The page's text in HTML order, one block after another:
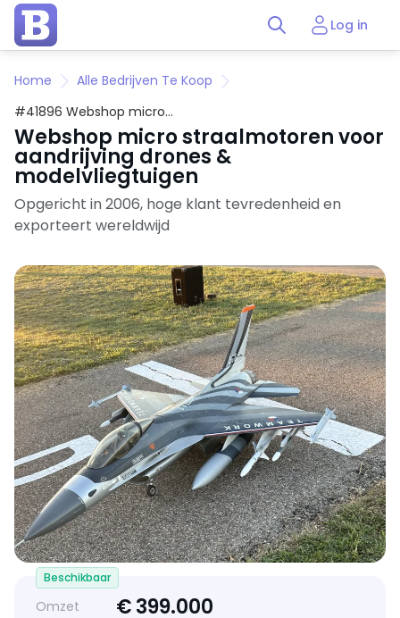
Log in
Home
Alle Bedrijven Te Koop
#41896 Webshop micro
straalmotoren voor aandrijving
drones & modelvliegtuigen
Webshop micro straalmotoren voor
aandrijving drones &
modelvliegtuigen
Opgericht in 2006, hoge klant tevredenheid en
exporteert wereldwijd
Omzet €399.000
Beschikbaar